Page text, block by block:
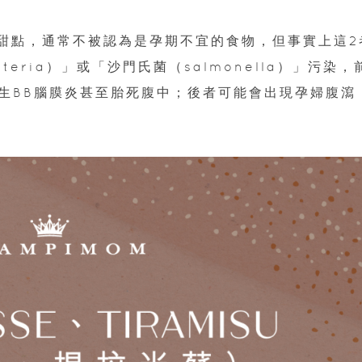
，通常不被認為是孕期不宜的食物，但事實上這2
）」或「沙門氏菌（salmonella）」污染，
BB腦膜炎甚至胎死腹中；後者可能會出現孕婦腹瀉